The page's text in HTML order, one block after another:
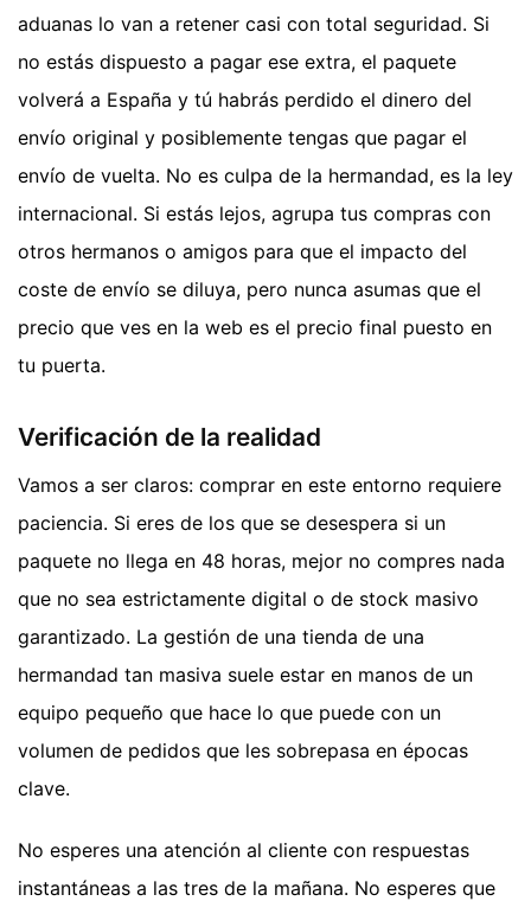
aduanas lo van a retener casi con total seguridad. Si
no estás dispuesto a pagar ese extra, el paquete
volverá a España y tú habrás perdido el dinero del
envío original y posiblemente tengas que pagar el
envío de vuelta. No es culpa de la hermandad, es la ley
internacional. Si estás lejos, agrupa tus compras con
otros hermanos o amigos para que el impacto del
coste de envío se diluya, pero nunca asumas que el
precio que ves en la web es el precio final puesto en
tu puerta.
Verificación de la realidad
Vamos a ser claros: comprar en este entorno requiere
paciencia. Si eres de los que se desespera si un
paquete no llega en 48 horas, mejor no compres nada
que no sea estrictamente digital o de stock masivo
garantizado. La gestión de una tienda de una
hermandad tan masiva suele estar en manos de un
equipo pequeño que hace lo que puede con un
volumen de pedidos que les sobrepasa en épocas
clave.
No esperes una atención al cliente con respuestas
instantáneas a las tres de la mañana. No esperes que